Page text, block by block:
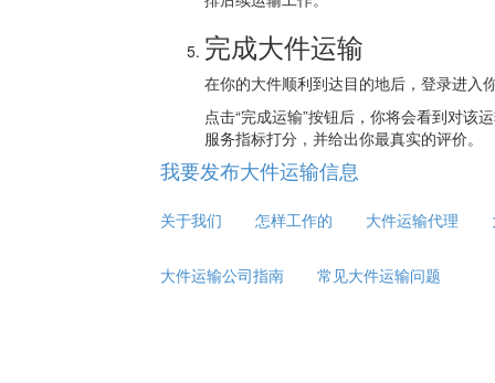
完成大件运输
在你的大件顺利到达目的地后，登录进入
点击“完成运输”按钮后，你将会看到对该
服务指标打分，并给出你最真实的评价。
我要发布大件运输信息
关于我们 怎样工作的 大件运输代理
大件运输公司指南 常见大件运输问题